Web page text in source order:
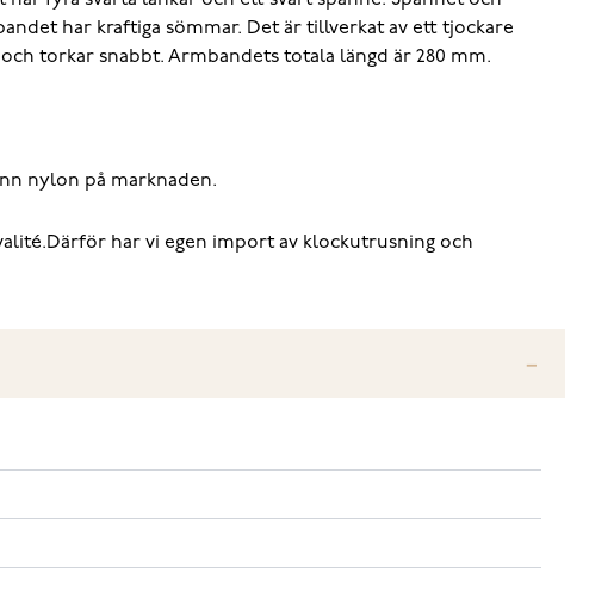
har kraftiga sömmar. Det är tillverkat av ett tjockare
torkar snabbt. Armbandets totala längd är 280 mm.
nylon på marknaden.
har vi egen import av klockutrusning och